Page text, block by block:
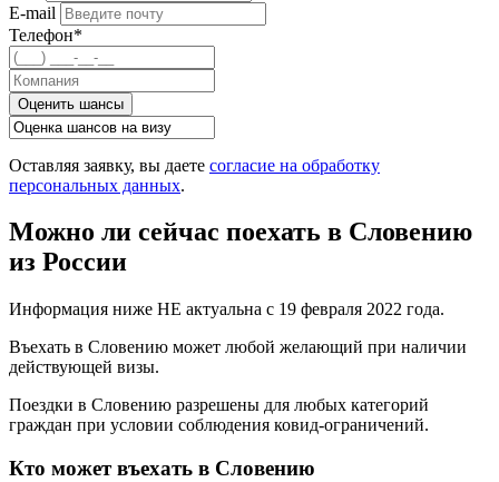
E-mail
Телефон*
Оценить шансы
Оставляя заявку, вы даете согласие на обработку
персональных данных.
Можно ли сейчас поехать в Словению
из России
Информация ниже НЕ актуальна с 19 февраля 2022 года.
Въехать в Словению может любой желающий при наличии
действующей визы.
Поездки в Словению разрешены для любых категорий
граждан при условии соблюдения ковид-ограничений.
Кто может въехать в Словению